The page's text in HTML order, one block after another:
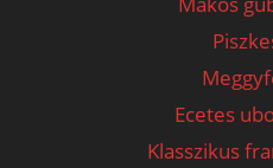
Ecetes
Klasszikus